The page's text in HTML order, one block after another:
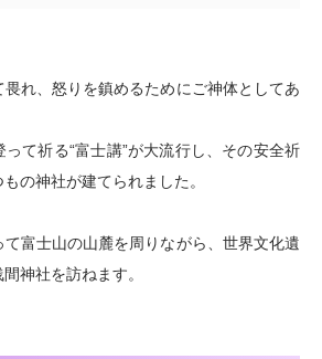
畏れ、怒りを鎮めるためにご神体としてあ
て祈る“富士講”が大流行し、その安全祈
の神社が建てられました。
富士山の山麓を周りながら、世界文化遺
神社を訪ねます。